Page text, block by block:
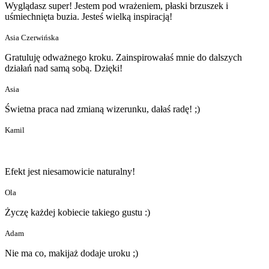
Wyglądasz super! Jestem pod wrażeniem, płaski brzuszek i
uśmiechnięta buzia. Jesteś wielką inspiracją!
Asia Czerwińska
Gratuluję odważnego kroku. Zainspirowałaś mnie do dalszych
działań nad samą sobą. Dzięki!
Asia
Świetna praca nad zmianą wizerunku, dałaś radę! ;)
Kamil
Efekt jest niesamowicie naturalny!
Ola
Życzę każdej kobiecie takiego gustu :)
Adam
Nie ma co, makijaż dodaje uroku ;)